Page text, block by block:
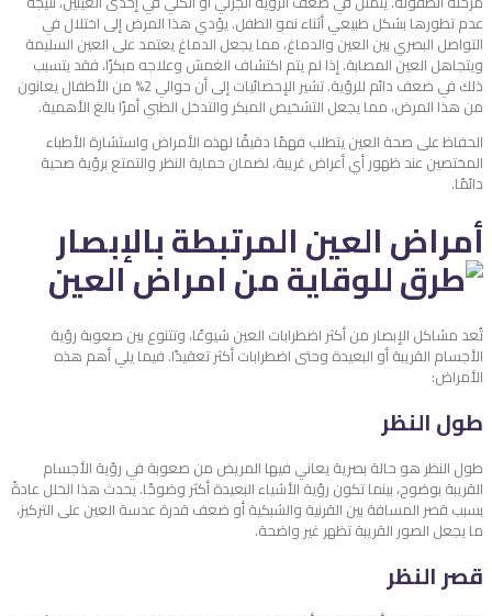
عدم تطورها بشكل طبيعي أثناء نمو الطفل. يؤدي هذا المرض إلى اختلال في
التواصل البصري بين العين والدماغ، مما يجعل الدماغ يعتمد على العين السليمة
ويتجاهل العين المصابة. إذا لم يتم اكتشاف الغمش وعلاجه مبكرًا، فقد يتسبب
ذلك في ضعف دائم للرؤية. تشير الإحصائيات إلى أن حوالي 2% من الأطفال يعانون
من هذا المرض، مما يجعل التشخيص المبكر والتدخل الطبي أمرًا بالغ الأهمية.
الحفاظ على صحة العين يتطلب فهمًا دقيقًا لهذه الأمراض واستشارة الأطباء
المختصين عند ظهور أي أعراض غريبة، لضمان حماية النظر والتمتع برؤية صحية
دائمًا.
أمراض العين المرتبطة بالإبصار
تُعد مشاكل الإبصار من أكثر اضطرابات العين شيوعًا، وتتنوع بين صعوبة رؤية
الأجسام القريبة أو البعيدة وحتى اضطرابات أكثر تعقيدًا. فيما يلي أهم هذه
الأمراض:
طول النظر
طول النظر هو حالة بصرية يعاني فيها المريض من صعوبة في رؤية الأجسام
القريبة بوضوح، بينما تكون رؤية الأشياء البعيدة أكثر وضوحًا. يحدث هذا الخلل عادةً
بسبب قصر المسافة بين القرنية والشبكية أو ضعف قدرة عدسة العين على التركيز،
ما يجعل الصور القريبة تظهر غير واضحة.
قصر النظر